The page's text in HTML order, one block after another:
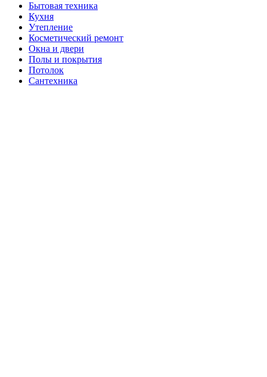
Бытовая техника
Кухня
Утепление
Косметический ремонт
Окна и двери
Полы и покрытия
Потолок
Сантехника